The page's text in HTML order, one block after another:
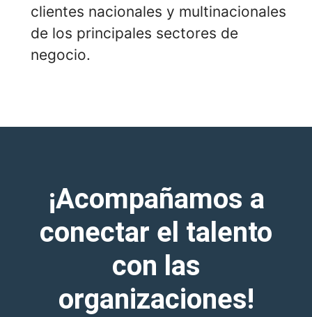
clientes nacionales y multinacionales
de los principales sectores de
negocio.
¡Acompañamos a
conectar el talento
con las
organizaciones!